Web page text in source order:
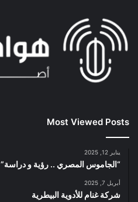
Most Viewed Posts
يناير 12, 2025
“الجاموس المصري .. رؤية و دراسة”
أبريل 7, 2025
شركة غنام للأدوية البيطرية